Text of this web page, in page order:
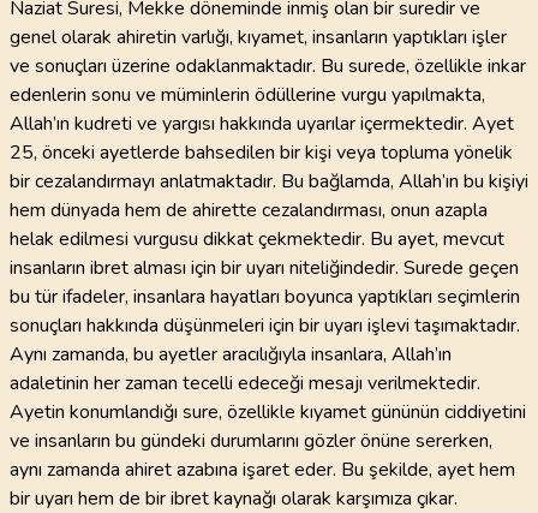
Naziat Suresi, Mekke döneminde inmiş olan bir suredir ve
genel olarak ahiretin varlığı, kıyamet, insanların yaptıkları işler
ve sonuçları üzerine odaklanmaktadır. Bu surede, özellikle inkar
edenlerin sonu ve müminlerin ödüllerine vurgu yapılmakta,
Allah’ın kudreti ve yargısı hakkında uyarılar içermektedir. Ayet
25, önceki ayetlerde bahsedilen bir kişi veya topluma yönelik
bir cezalandırmayı anlatmaktadır. Bu bağlamda, Allah’ın bu kişiyi
hem dünyada hem de ahirette cezalandırması, onun azapla
helak edilmesi vurgusu dikkat çekmektedir. Bu ayet, mevcut
insanların ibret alması için bir uyarı niteliğindedir. Surede geçen
bu tür ifadeler, insanlara hayatları boyunca yaptıkları seçimlerin
sonuçları hakkında düşünmeleri için bir uyarı işlevi taşımaktadır.
Aynı zamanda, bu ayetler aracılığıyla insanlara, Allah’ın
adaletinin her zaman tecelli edeceği mesajı verilmektedir.
Ayetin konumlandığı sure, özellikle kıyamet gününün ciddiyetini
ve insanların bu gündeki durumlarını gözler önüne sererken,
aynı zamanda ahiret azabına işaret eder. Bu şekilde, ayet hem
bir uyarı hem de bir ibret kaynağı olarak karşımıza çıkar.